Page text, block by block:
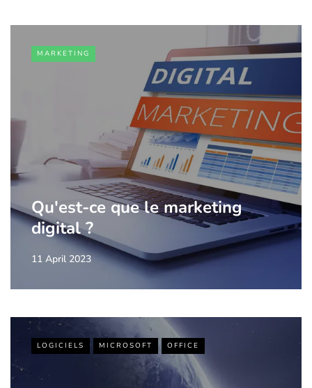
MARKETING
Qu'est-ce que le marketing
digital ?
11 April 2023
LOGICIELS MICROSOFT OFFICE